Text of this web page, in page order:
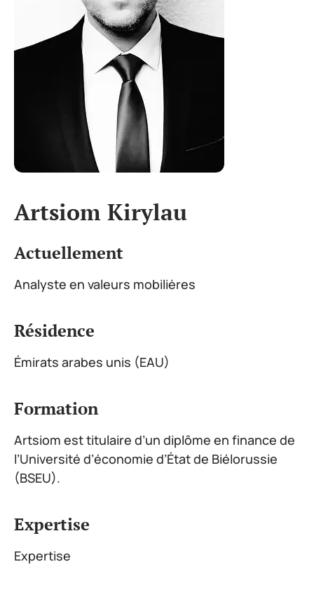
Artsiom Kirylau
Actuellement
Analyste en valeurs mobilières
Résidence
Émirats arabes unis (EAU)
Formation
Artsiom est titulaire d’un diplôme en finance de
l’Université d’économie d’État de Biélorussie
(BSEU).
Expertise
Expertise